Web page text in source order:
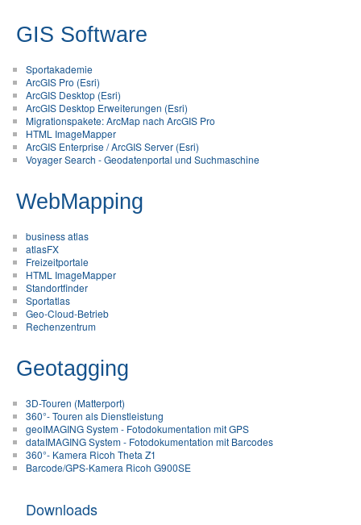
GIS Software
Sportakademie
ArcGIS Pro (Esri)
ArcGIS Desktop (Esri)
ArcGIS Desktop Erweiterungen (Esri)
Migrationspakete: ArcMap nach ArcGIS Pro
HTML ImageMapper
ArcGIS Enterprise / ArcGIS Server (Esri)
Voyager Search - Geodatenportal und Suchmaschine
WebMapping
business atlas
atlasFX
Freizeitportale
HTML ImageMapper
Standortfinder
Sportatlas
Geo-Cloud-Betrieb
Rechenzentrum
Geotagging
3D-Touren (Matterport)
360°- Touren als Dienstleistung
geoIMAGING System - Fotodokumentation mit GPS
dataIMAGING System - Fotodokumentation mit Barcodes
360°- Kamera Ricoh Theta Z1
Barcode/GPS-Kamera Ricoh G900SE
Downloads